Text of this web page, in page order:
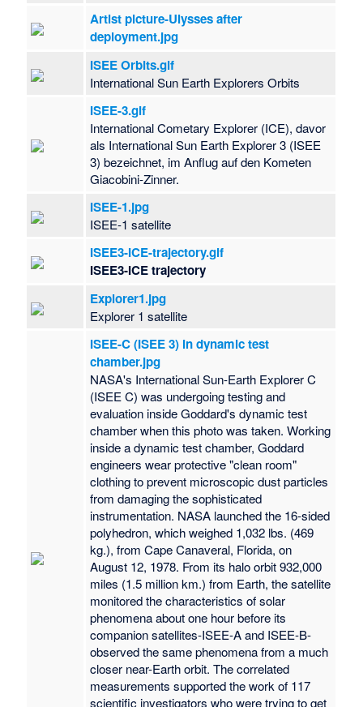
Artist picture-Ulysses after
deployment.jpg
ISEE Orbits.gif
International Sun Earth Explorers Orbits
ISEE-3.gif
International Cometary Explorer (ICE), davor
als International Sun Earth Explorer 3 (ISEE
3) bezeichnet, im Anflug auf den Kometen
Giacobini-Zinner.
ISEE-1.jpg
ISEE-1 satellite
ISEE3-ICE-trajectory.gif
ISEE3-ICE trajectory
Explorer1.jpg
Explorer 1 satellite
ISEE-C (ISEE 3) in dynamic test
chamber.jpg
NASA's International Sun-Earth Explorer C
(ISEE C) was undergoing testing and
evaluation inside Goddard's dynamic test
chamber when this photo was taken. Working
inside a dynamic test chamber, Goddard
engineers wear protective "clean room"
clothing to prevent microscopic dust particles
from damaging the sophisticated
instrumentation. NASA launched the 16-sided
polyhedron, which weighed 1,032 lbs. (469
kg.), from Cape Canaveral, Florida, on
August 12, 1978. From its halo orbit 932,000
miles (1.5 million km.) from Earth, the satellite
monitored the characteristics of solar
phenomena about one hour before its
companion satellites-ISEE-A and ISEE-B-
observed the same phenomena from a much
closer near-Earth orbit. The correlated
measurements supported the work of 117
scientific investigators who were trying to get